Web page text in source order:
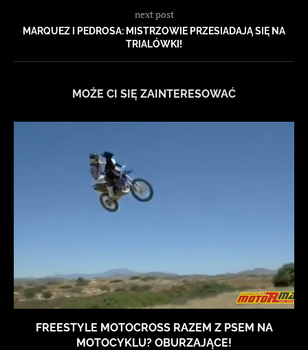
next post
MARQUEZ I PEDROSA: MISTRZOWIE PRZESIADAJĄ SIĘ NA
TRIALÓWKI!
MOŻE CI SIĘ ZAINTERESOWAĆ
FREESTYLE MOTOCROSS RAZEM Z PSEM NA
MOTOCYKLU? OBURZAJĄCE!